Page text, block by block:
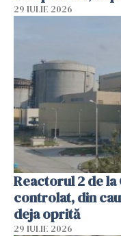
29 IULIE 2026
Reactorul 2 de
controlat, din
deja oprită
29 IULIE 2026